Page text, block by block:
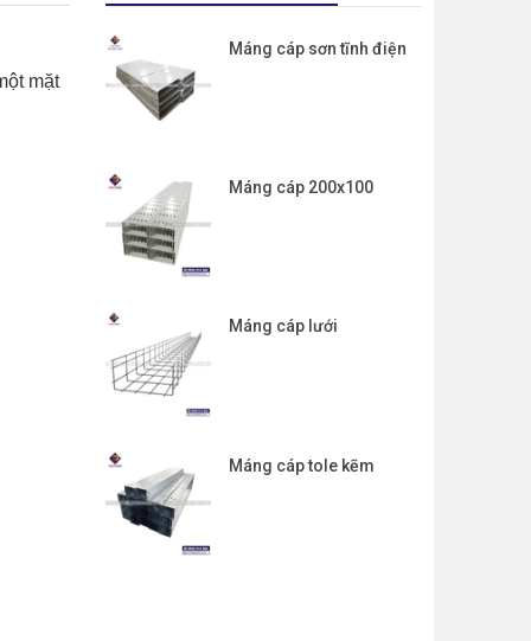
mặt
Máng cáp sơn tĩnh điện
Máng cáp 200x100
Máng cáp lưới
Máng cáp tole kẽm